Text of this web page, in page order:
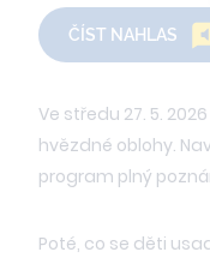
ČÍST NAHLAS
Ve středu 27. 5.
hvězdné oblohy.
program plný
Poté, co se děti